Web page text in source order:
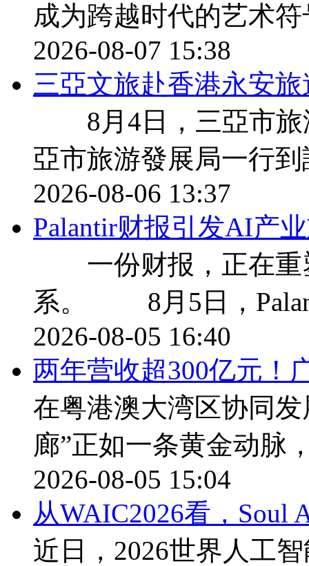
成为跨越时代的艺术
2026-08-07 15:38
三亞文旅赴香港永安
8月4日，三亞市旅
亞市旅游發展局一行
2026-08-06 13:37
Palantir财报引发AI产
一份财报，正在重
系。 8月5日，
2026-08-05 16:40
两年营收超300亿元！
在粤港澳大湾区协同
廊”正如一条黄金动脉
2026-08-05 15:04
从WAIC2026看，Soul
近日，2026世界人工